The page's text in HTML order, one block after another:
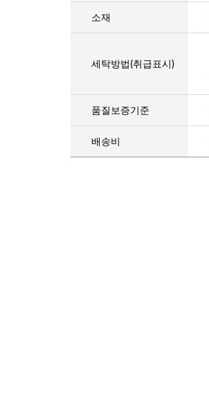
소재
세탁방법(취급표시)
품질보증기준
배송비